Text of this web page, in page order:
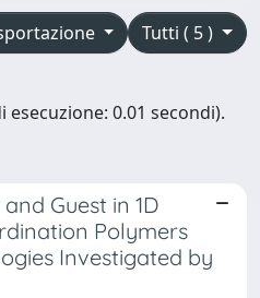
Tutti ( 5 )
esecuzione: 0.01 secondi).
Guest in 1D
Polymers
Investigated by